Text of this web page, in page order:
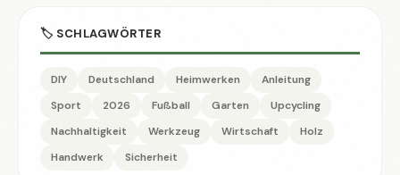
🏷️ SCHLAGWÖRTER
DIY Deutschland Heimwerken
Anleitung
Sport
2026 Fußball Garten
Upcycling
Nachhaltigkeit
Werkzeug Wirtschaft
Holz
Handwerk
Sicherheit